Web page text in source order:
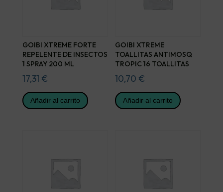
GOIBI XTREME FORTE
REPELENTE DE INSECTOS
1 SPRAY 200 ML
17,31 €
Añadir al carrito
GOIBI XTREME
TOALLITAS ANTIMOSQ
TROPIC 16 TOALLITAS
10,70 €
Añadir al carrito